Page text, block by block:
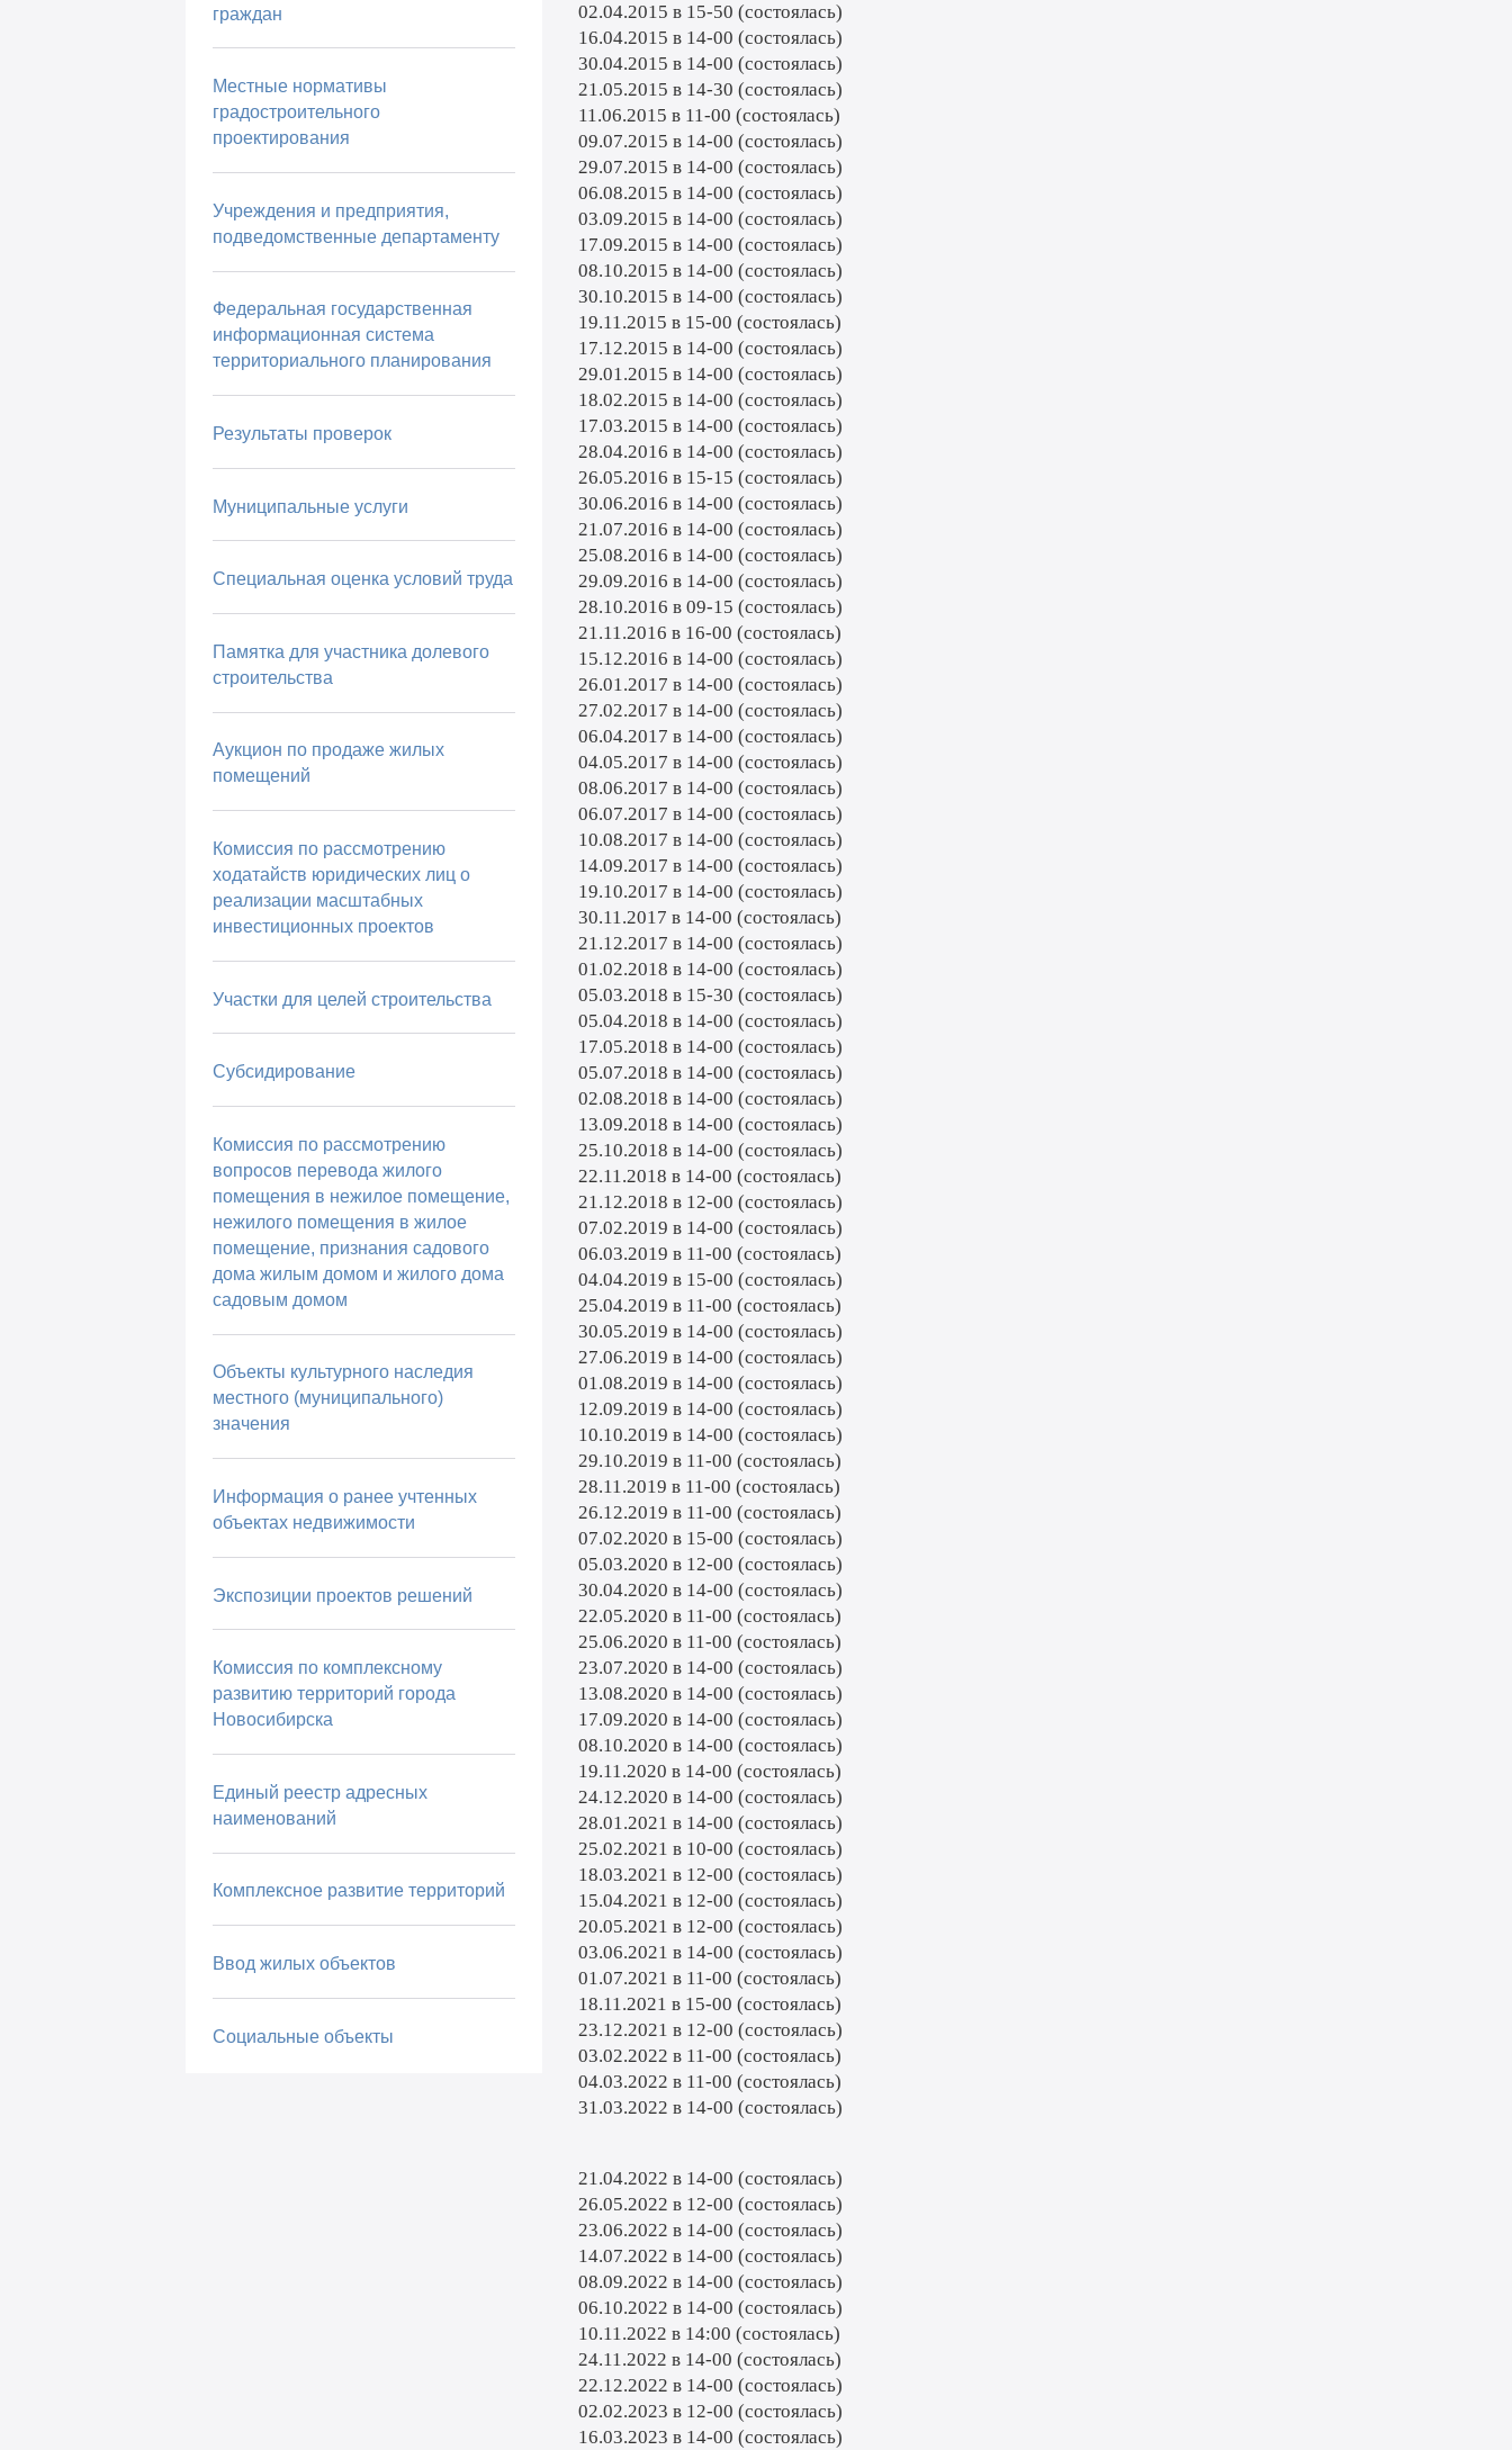
граждан
Местные нормативы
градостроительного
проектирования
Учреждения и предприятия,
подведомственные департаменту
Федеральная государственная
информационная система
территориального планирования
Результаты проверок
Муниципальные услуги
Специальная оценка условий труда
Памятка для участника долевого
строительства
Аукцион по продаже жилых
помещений
Комиссия по рассмотрению
ходатайств юридических лиц о
реализации масштабных
инвестиционных проектов
Участки для целей строительства
Субсидирование
Комиссия по рассмотрению
вопросов перевода жилого
помещения в нежилое помещение,
нежилого помещения в жилое
помещение, признания садового
дома жилым домом и жилого дома
садовым домом
Объекты культурного наследия
местного (муниципального)
значения
Информация о ранее учтенных
объектах недвижимости
Экспозиции проектов решений
Комиссия по комплексному
развитию территорий города
Новосибирска
Единый реестр адресных
наименований
Комплексное развитие территорий
Ввод жилых объектов
Социальные объекты
02.04.2015 в 15-50 (состоялась)
16.04.2015 в 14-00 (состоялась)
30.04.2015 в 14-00 (состоялась)
21.05.2015 в 14-30 (состоялась)
11.06.2015 в 11-00 (состоялась)
09.07.2015 в 14-00 (состоялась)
29.07.2015 в 14-00 (состоялась)
06.08.2015 в 14-00 (состоялась)
03.09.2015 в 14-00 (состоялась)
17.09.2015 в 14-00 (состоялась)
08.10.2015 в 14-00 (состоялась)
30.10.2015 в 14-00 (состоялась)
19.11.2015 в 15-00 (состоялась)
17.12.2015 в 14-00 (состоялась)
29.01.2015 в 14-00 (состоялась)
18.02.2015 в 14-00 (состоялась)
17.03.2015 в 14-00 (состоялась)
28.04.2016 в 14-00 (состоялась)
26.05.2016 в 15-15 (состоялась)
30.06.2016 в 14-00 (состоялась)
21.07.2016 в 14-00 (состоялась)
25.08.2016 в 14-00 (состоялась)
29.09.2016 в 14-00 (состоялась)
28.10.2016 в 09-15 (состоялась)
21.11.2016 в 16-00 (состоялась)
15.12.2016 в 14-00 (состоялась)
26.01.2017 в 14-00 (состоялась)
27.02.2017 в 14-00 (состоялась)
06.04.2017 в 14-00 (состоялась)
04.05.2017 в 14-00 (состоялась)
08.06.2017 в 14-00 (состоялась)
06.07.2017 в 14-00 (состоялась)
10.08.2017 в 14-00 (состоялась)
14.09.2017 в 14-00 (состоялась)
19.10.2017 в 14-00 (состоялась)
30.11.2017 в 14-00 (состоялась)
21.12.2017 в 14-00 (состоялась)
01.02.2018 в 14-00 (состоялась)
05.03.2018 в 15-30 (состоялась)
05.04.2018 в 14-00 (состоялась)
17.05.2018 в 14-00 (состоялась)
05.07.2018 в 14-00 (состоялась)
02.08.2018 в 14-00 (состоялась)
13.09.2018 в 14-00 (состоялась)
25.10.2018 в 14-00 (состоялась)
22.11.2018 в 14-00 (состоялась)
21.12.2018 в 12-00 (состоялась)
07.02.2019 в 14-00 (состоялась)
06.03.2019 в 11-00 (состоялась)
04.04.2019 в 15-00 (состоялась)
25.04.2019 в 11-00 (состоялась)
30.05.2019 в 14-00 (состоялась)
27.06.2019 в 14-00 (состоялась)
01.08.2019 в 14-00 (состоялась)
12.09.2019 в 14-00 (состоялась)
10.10.2019 в 14-00 (состоялась)
29.10.2019 в 11-00 (состоялась)
28.11.2019 в 11-00 (состоялась)
26.12.2019 в 11-00 (состоялась)
07.02.2020 в 15-00 (состоялась)
05.03.2020 в 12-00 (состоялась)
30.04.2020 в 14-00 (состоялась)
22.05.2020 в 11-00 (состоялась)
25.06.2020 в 11-00 (состоялась)
23.07.2020 в 14-00 (состоялась)
13.08.2020 в 14-00 (состоялась)
17.09.2020 в 14-00 (состоялась)
08.10.2020 в 14-00 (состоялась)
19.11.2020 в 14-00 (состоялась)
24.12.2020 в 14-00 (состоялась)
28.01.2021 в 14-00 (состоялась)
25.02.2021 в 10-00 (состоялась)
18.03.2021 в 12-00 (состоялась)
15.04.2021 в 12-00 (состоялась)
20.05.2021 в 12-00 (состоялась)
03.06.2021 в 14-00 (состоялась)
01.07.2021 в 11-00 (состоялась)
18.11.2021 в 15-00 (состоялась)
23.12.2021 в 12-00 (состоялась)
03.02.2022 в 11-00 (состоялась)
04.03.2022 в 11-00 (состоялась)
31.03.2022 в 14-00 (состоялась)
21.04.2022 в 14-00 (состоялась)
26.05.2022 в 12-00 (состоялась)
23.06.2022 в 14-00 (состоялась)
14.07.2022 в 14-00 (состоялась)
08.09.2022 в 14-00 (состоялась)
06.10.2022 в 14-00 (состоялась)
10.11.2022 в 14:00 (состоялась)
24.11.2022 в 14-00 (состоялась)
22.12.2022 в 14-00 (состоялась)
02.02.2023 в 12-00 (состоялась)
16.03.2023 в 14-00 (состоялась)